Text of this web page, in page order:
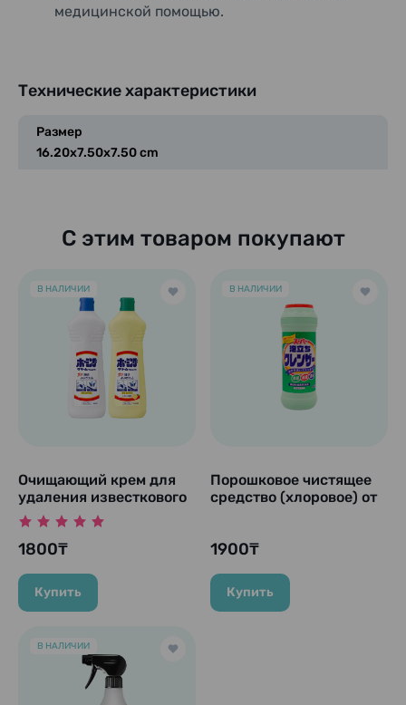
медицинской помощью.
Технические характеристики
Размер
16.20x7.50x7.50 cm
С этим товаром покупают
В НАЛИЧИИ
Очищающий крем для
удаления известкового
налета и пригоревших
пятен на раковинах,
кранах, кастрюлях и
гр.
1800₸
Купить
В НАЛИЧИИ
Порошковое чистящее
средство (хлоровое) от
отбеливания "Super
гр.
1900₸
Купить
В НАЛИЧИИ